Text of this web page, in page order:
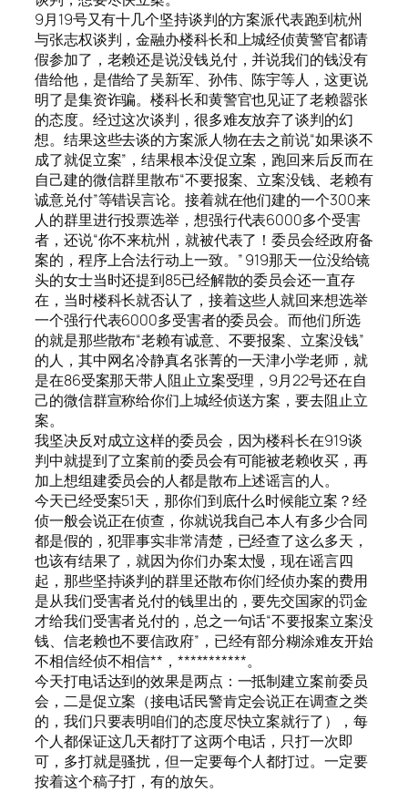
9月19号又有十几个坚持谈判的方案派代表跑到杭州
与张志权谈判，金融办楼科长和上城经侦黄警官都请
假参加了，老赖还是说没钱兑付，并说我们的钱没有
借给他，是借给了吴新军、孙伟、陈宇等人，这更说
明了是集资诈骗。楼科长和黄警官也见证了老赖嚣张
的态度。经过这次谈判，很多难友放弃了谈判的幻
想。结果这些去谈的方案派人物在去之前说“如果谈不
成了就促立案”，结果根本没促立案，跑回来后反而在
自己建的微信群里散布“不要报案、立案没钱、老赖有
诚意兑付”等错误言论。接着就在他们建的一个300来
人的群里进行投票选举，想强行代表6000多个受害
者，还说“你不来杭州，就被代表了！委员会经政府备
案的，程序上合法行动上一致。” 919那天一位没给镜
头的女士当时还提到85已经解散的委员会还一直存
在，当时楼科长就否认了，接着这些人就回来想选举
一个强行代表6000多受害者的委员会。而他们所选
的就是那些散布“老赖有诚意、不要报案、立案没钱”
的人，其中网名冷静真名张菁的一天津小学老师，就
是在86受案那天带人阻止立案受理，9月22号还在自
己的微信群宣称给你们上城经侦送方案，要去阻止立
案。
我坚决反对成立这样的委员会，因为楼科长在919谈
判中就提到了立案前的委员会有可能被老赖收买，再
加上想组建委员会的人都是散布上述谣言的人。
今天已经受案51天，那你们到底什么时候能立案？经
侦一般会说正在侦查，你就说我自己本人有多少合同
都是假的，犯罪事实非常清楚，已经查了这么多天，
也该有结果了，就因为你们办案太慢，现在谣言四
起，那些坚持谈判的群里还散布你们经侦办案的费用
是从我们受害者兑付的钱里出的，要先交国家的罚金
才给我们受害者兑付的，总之一句话“不要报案立案没
钱、信老赖也不要信政府”，已经有部分糊涂难友开始
不相信经侦不相信**，***********。
今天打电话达到的效果是两点：一抵制建立案前委员
会，二是促立案（接电话民警肯定会说正在调查之类
的，我们只要表明咱们的态度尽快立案就行了），每
个人都保证这几天都打了这两个电话，只打一次即
可，多打就是骚扰，但一定要每个人都打过。一定要
按着这个稿子打，有的放矢。